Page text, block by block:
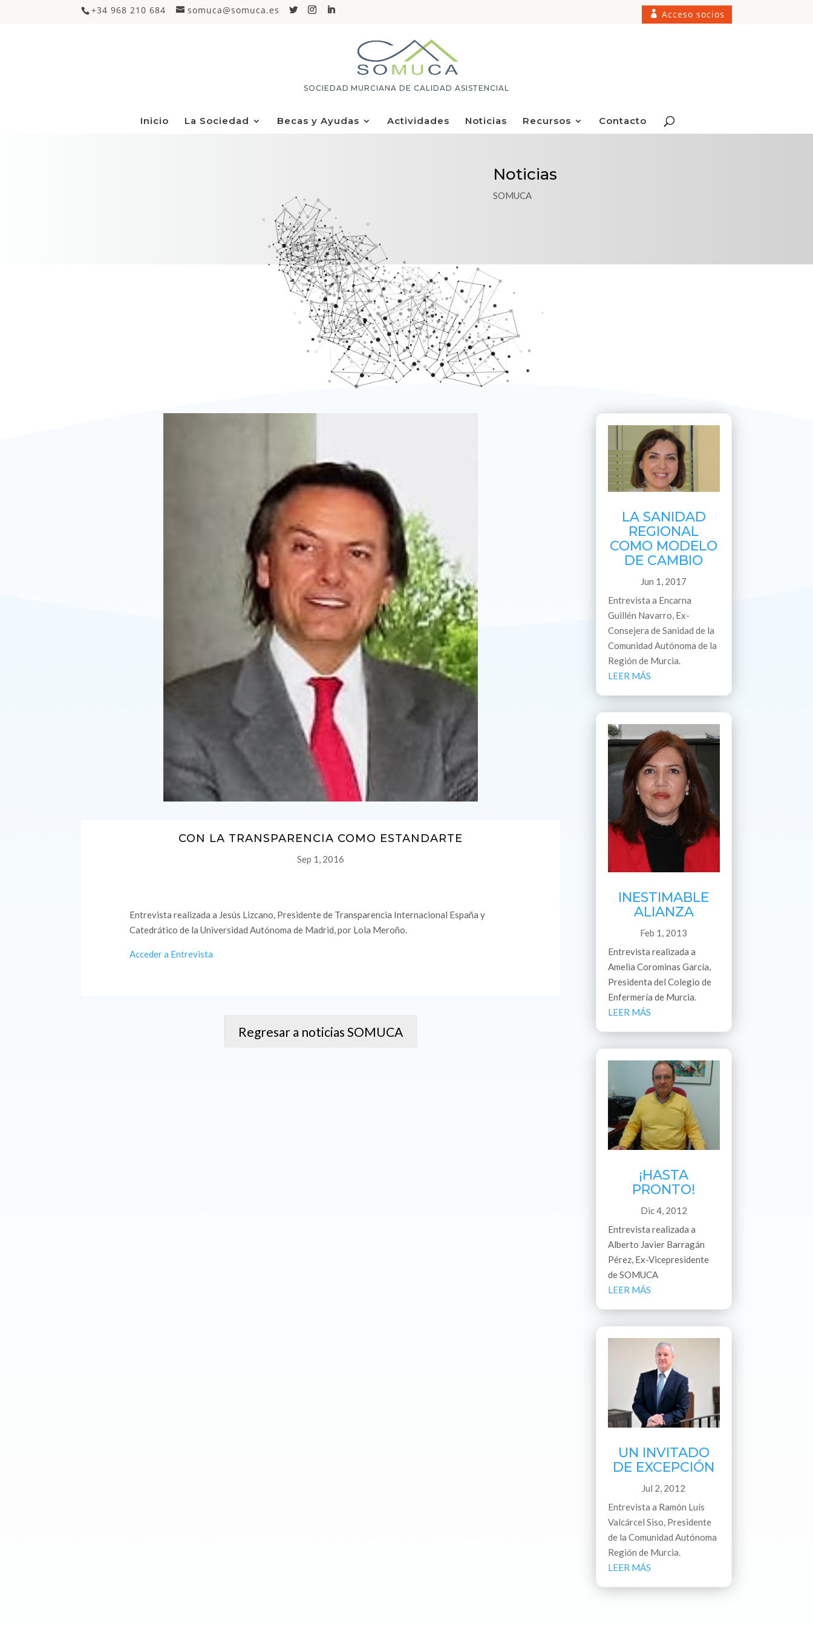
+34 968 210 684 somuca@somuca.es Acceso socios
SOCIEDAD MURCIANA DE CALIDAD ASISTENCIAL
Inicio La Sociedad Becas y Ayudas Actividades Noticias Recursos Contacto
Noticias
SOMUCA
CON LA TRANSPARENCIA COMO ESTANDARTE
Sep 1, 2016
Entrevista realizada a Jesús Lizcano, Presidente de Transparencia Internacional España y
Catedrático de la Universidad Autónoma de Madrid, por Lola Meroño.
Acceder a Entrevista
Regresar a noticias SOMUCA
LA SANIDAD
REGIONAL
COMO MODELO
DE CAMBIO
Jun 1, 2017
Entrevista a Encarna
Guillén Navarro, Ex-
Consejera de Sanidad de la
Comunidad Autónoma de la
Región de Murcia.
LEER MÁS
INESTIMABLE
ALIANZA
Feb 1, 2013
Entrevista realizada a
Amelia Corominas García,
Presidenta del Colegio de
Enfermería de Murcia.
LEER MÁS
¡HASTA
PRONTO!
Dic 4, 2012
Entrevista realizada a
Alberto Javier Barragán
Pérez, Ex-Vicepresidente
de SOMUCA
LEER MÁS
UN INVITADO
DE EXCEPCIÓN
Jul 2, 2012
Entrevista a Ramón Luís
Valcárcel Siso, Presidente
de la Comunidad Autónoma
Región de Murcia.
LEER MÁS